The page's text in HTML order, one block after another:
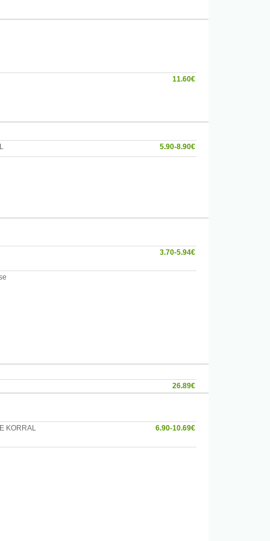
11.60€
5.90-8.90€
3.70-5.94€
26.89€
KORRAL 6.90-10.69€